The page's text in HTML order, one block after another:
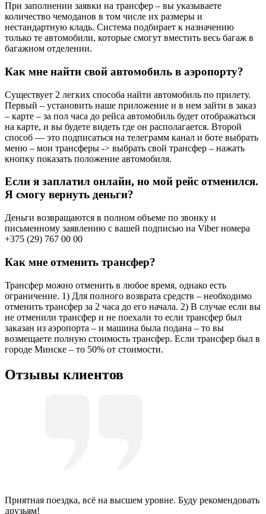
При заполнении заявки на трансфер – вы указываете
количество чемоданов в том числе их размеры и
нестандартную кладь. Система подбирает к назначению
только те автомобили, которые смогут вместить весь багаж в
багажном отделении.
Как мне найти свой автомобиль в аэропорту?
Существует 2 легких способа найти автомобиль по прилету.
Первый – установить наше приложение и в нем зайти в заказ
– карте – за пол часа до рейса автомобиль будет отображаться
на карте, и вы будете видеть где он располагается. Второй
способ — это подписаться на телеграмм канал и боте выбрать
меню – мои трансферы -> выбрать свой трансфер – нажать
кнопку показать положение автомобиля.
Если я заплатил онлайн, но мой рейс отменился.
Я смогу вернуть деньги?
Деньги возвращаются в полном объеме по звонку и
письменному заявлению с вашей подписью на Viber номера
+375 (29) 767 00 00
Как мне отменить трансфер?
Трансфер можно отменить в любое время, однако есть
ограничение. 1) Для полного возврата средств – необходимо
отменить трансфер за 2 часа до его начала. 2) В случае если вы
не отменили трансфер и не поехали то если трансфер был
заказан из аэропорта – и машина была подана – то вы
возмещаете полную стоимость трансфер. Если трансфер был в
городе Минске – то 50% от стоимости.
Отзывы клиентов
Приятная поездка, всё на высшем уровне. Буду рекомендовать
друзьям!